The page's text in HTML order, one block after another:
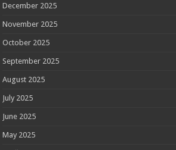
December 2025
November 2025
October 2025
September 2025
August 2025
July 2025
June 2025
May 2025